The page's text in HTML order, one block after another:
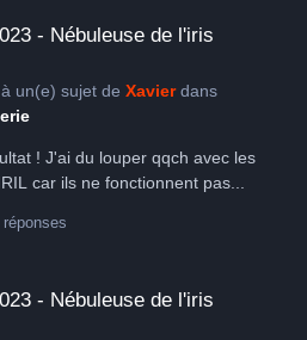
- Nébuleuse de l'iris
un(e) sujet de Xavierdans
! J'ai du louper qqch avec les
car ils ne fonctionnent pas...
réponses
- Nébuleuse de l'iris